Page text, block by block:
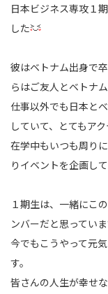
日本ビジネス専攻１
した
彼はベトナム出身で
らはご友人とベトナ
仕事以外でも日本と
していて、とてもア
在学中もいつも周り
りイベントを企画し
１期生は、一緒にこ
ンバーだと思っていま
今でもこうやって元
す。
皆さんの人生が幸せ